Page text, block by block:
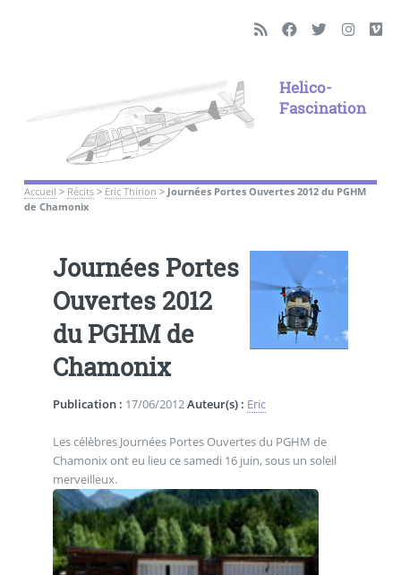
Helico-
Fascination
Accueil > Récits> Eric Thirion > Journées Portes Ouvertes 2012 du PGHM
de Chamonix
Journées Portes
Ouvertes 2012
du PGHM de
Chamonix
Publication : 17/06/2012Auteur(s) : Eric
Les célèbres Journées Portes Ouvertes du PGHM de
Chamonix ont eu lieu ce samedi 16 juin, sous un soleil
merveilleux.